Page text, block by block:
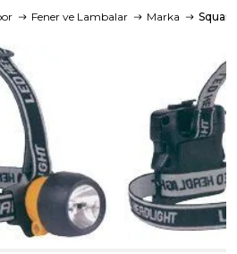
Fener ve Lambalar Marka Square